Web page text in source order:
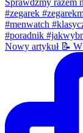
Nowy artykuł 📝